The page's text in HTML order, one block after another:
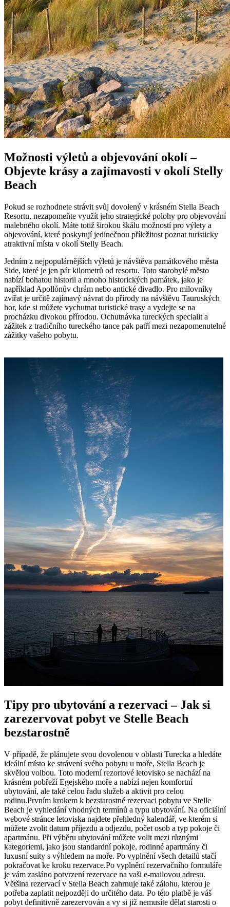
Možnosti výletů a objevování okolí –
Objevte krásy a zajímavosti v okolí Stelly
Beach
Pokud se rozhodnete strávit svůj dovolený v krásném Stella Beach
Resortu, nezapomeňte využít jeho strategické polohy pro objevování
malebného okolí. Máte totiž širokou škálu možností pro výlety a
objevování, které poskytují jedinečnou příležitost poznat turisticky
atraktivní místa v okolí Stelly Beach.
Jedním z nejpopulárnějších výletů je návštěva památkového města
Side, které je jen pár kilometrů od resortu. Toto starobylé město
nabízí bohatou historii a mnoho historických památek, jako je
například Apollónův chrám nebo antické divadlo. Pro milovníky
zvířat je určitě zajímavý návrat do přírody na návštěvu Tauruských
hor, kde si můžete vychutnat turistické trasy a vydejte se na
procházku divokou přírodou. Ochutnávka tureckých specialit a
zážitek z tradičního tureckého tance pak patří mezi nezapomenutelné
zážitky vašeho pobytu.
Tipy pro ubytování a rezervaci – Jak si
zarezervovat pobyt ve Stelle Beach
bezstarostně
V případě, že plánujete svou dovolenou v oblasti Turecka a hledáte
ideální místo ke strávení svého pobytu u moře, Stella Beach je
skvělou volbou. Toto moderní rezortové letovisko se nachází na
krásném pobřeží Egejského moře a nabízí nejen komfortní
ubytování, ale také celou řadu služeb a aktivit pro celou
rodinu.Prvním krokem k bezstarostné rezervaci pobytu ve Stelle
Beach je vyhledání vhodných termínů a typu ubytování. Na oficiální
webové stránce letoviska najdete přehledný kalendář, ve kterém si
můžete zvolit datum příjezdu a odjezdu, počet osob a typ pokoje či
apartmánu. Při výběru ubytování můžete volit mezi různými
kategoriemi, jako jsou standardní pokoje, rodinné apartmány či
luxusní suity s výhledem na moře. Po vyplnění všech detailů stačí
pokračovat ke kroku rezervace.Po vyplnění rezervačního formuláře
je vám zasláno potvrzení rezervace na vaši e-mailovou adresu.
Většina rezervací v Stella Beach zahrnuje také zálohu, kterou je
potřeba zaplatit nejpozději do určitého data. Po této platbě je váš
pobyt definitivně zarezervován a vy si již nemusíte dělat starosti o